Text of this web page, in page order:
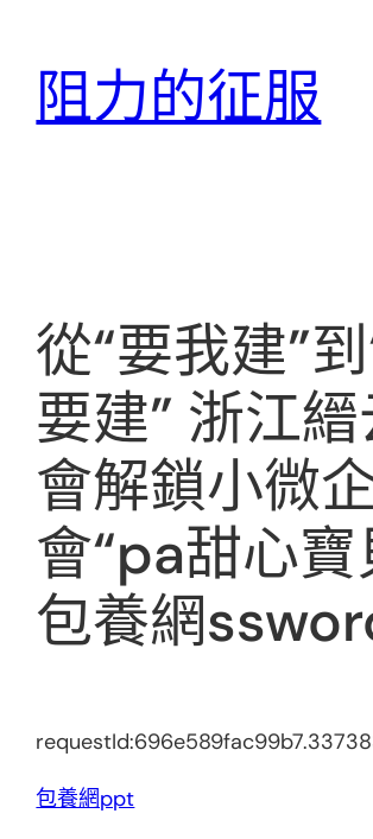
阻力的征服
從“要我建”
要建” 浙江
會解鎖小微
會“pa甜心寶
包養網
包養網ppt